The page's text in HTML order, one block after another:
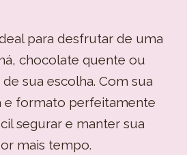
para desfrutar de uma
chocolate quente ou
sua escolha. Com sua
e formato perfeitamente
segurar e manter sua
mais tempo.